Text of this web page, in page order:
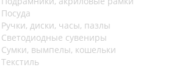
Посуда
Ручки, диски, часы, пазлы
Светодиодные сувениры
Сумки, вымпелы, кошельки
Текстиль